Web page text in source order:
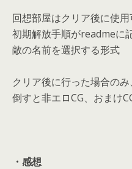
回想部屋はクリア後に使
初期解放手順がreadmeに
敵の名前を選択する形式
クリア後に行った場合の
倒すと非エロCG、おまけ
・感想